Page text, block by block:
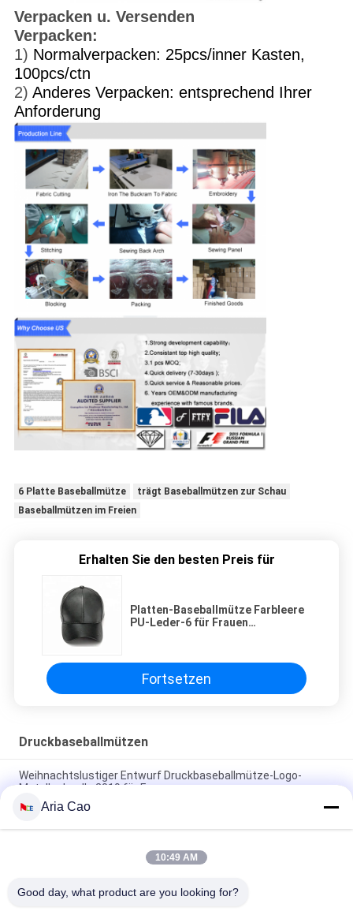
Verpacken u. Versenden
Verpacken:
1) Normalverpacken: 25pcs/inner Kasten,
100pcs/ctn
2) Anderes Verpacken: entsprechend Ihrer
Anforderung
6 Platte Baseballmütze
trägt Baseballmützen zur Schau
Baseballmützen im Freien
Erhalten Sie den besten Preis für
Platten-Baseballmütze Farbleere
PU-Leder-6 für Frauen
Fortsetzen
Druckbaseballmützen
Weihnachtslustiger Entwurf Druckbaseballmütze-Logo-
Metallschnalle 2019 für Frauen
kurvte die konstruierte Rand-Baumwolle 100%
Kappengolfsport-Hutkappen der Baseballmütze des
Aria Cao
10:49 AM
Good day, what product are you looking for?